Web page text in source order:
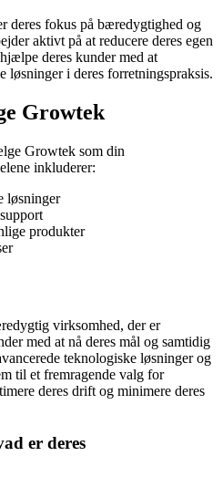
deres fokus på bæredygtighed og
aktivt på at reducere deres egen
deres kunder med at
løsninger i deres forretningspraksis.
Growtek
Growtek som din
inkluderer:
løsninger
produkter
virksomhed, der er
med at nå deres mål og samtidig
teknologiske løsninger og
til et fremragende valg for
deres drift og minimere deres
er deres